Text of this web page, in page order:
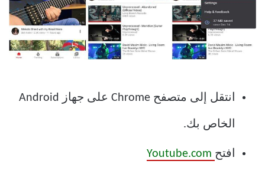
انتقل إلى متصفح Chrome على جهاز Android
الخاص بك.
افتح